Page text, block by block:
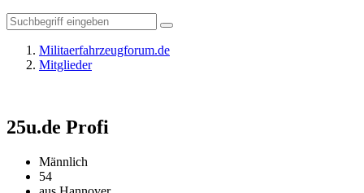
Militaerfahrzeugforum.de
Mitglieder
25u.de Profi
Männlich
54